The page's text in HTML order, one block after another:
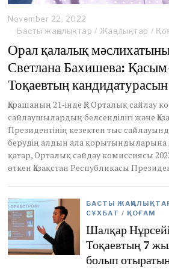
November 22, 2022
Басты жаңалықтар / Жаңалықтар /
Орал қалалық
Светлана Бахишева:
Тоқаевтың
Қарашаның 21-інде ҚР Орталық сайлау
сайлаушылардың белсенділігі және
Президентінің кезектен тыс
берудің алдын ала
қатар, Орталық сайдау комиссиясы
өткен Қазақстан Республикасы
БАСТЫ
СҰХБАТ / ҚОҒАМ
Шалқар
Тоқаевтың 7
болып